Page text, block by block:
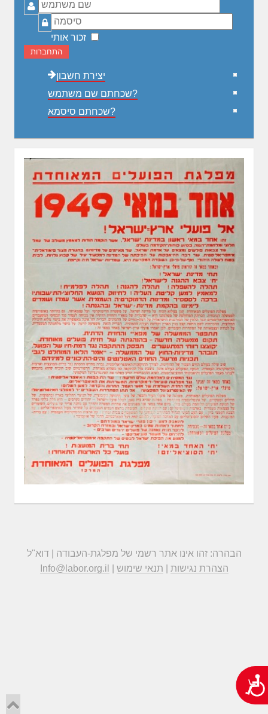
נגישות
שם
משתמש
סיסמה
זכור אותי
התחברות
יצירת חשבון
שכחתם שם משתמש?
שכחתם סיסמא?
הבהרה: זהו אינו אתר רשמי של מפלגת-העבודה | דוא"ל
Info@labor.org.il
הצהרת נגישות תנאי שימוש